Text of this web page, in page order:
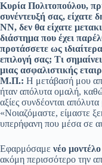
Κυρία Πολιτοπούλου,
συνέντευξή σας, είχατε
ΝΝ, δεν θα είχατε
διάστημα που έχει
προτάσσετε ως
επιλογή σας; Τι
μιας ασφαλιστικής
Μ.Π.: Η μετάβασή μου
ήταν απόλυτα ομαλή,
αξίες συνδέονται
«Νοιαζόμαστε, είμαστε
υπερήφανη που μέσα σε
Εφαρμόσαμε νέο
ακόμη περισσότερο την